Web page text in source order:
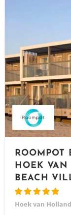
ROOMPOT
HOEK
BEACH
Hoek van